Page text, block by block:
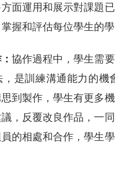
面運用和展示對課題
握和評估每位學生的學
協作過程中，學生需
是訓練溝通能力的機
到製作，學生有更多
，反覆改良作品，一
的相處和合作，學生